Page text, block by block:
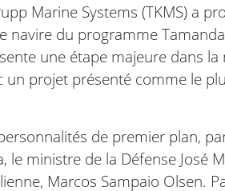
Marine Systems (TKMS) a
navire du programme
une étape majeure dans
un projet présenté comme le
de premier plan,
le ministre de la Défense José
Marcos Sampaio Olsen.